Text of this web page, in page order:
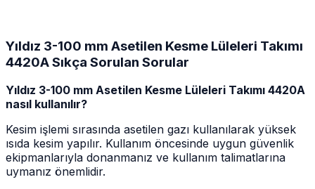
Yıldız 3-100 mm Asetilen Kesme Lüleleri Takımı
4420A Sıkça Sorulan Sorular
Yıldız 3-100 mm Asetilen Kesme Lüleleri Takımı 4420A
nasıl kullanılır?
Kesim işlemi sırasında asetilen gazı kullanılarak yüksek
ısıda kesim yapılır. Kullanım öncesinde uygun güvenlik
ekipmanlarıyla donanmanız ve kullanım talimatlarına
uymanız önemlidir.